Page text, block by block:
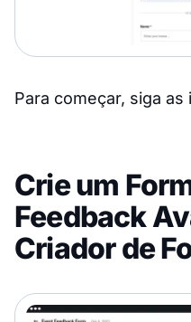
Para começar, siga
Crie um
Feedback
Criador de